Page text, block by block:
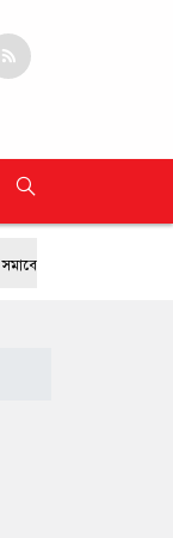
ফ্রান্সে দাবানলের তাণ্ডব